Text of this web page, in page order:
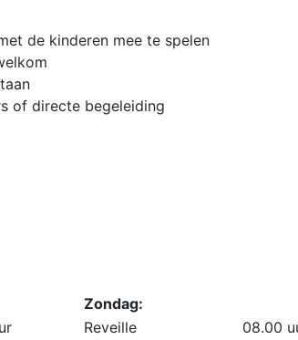
de kinderen mee te spelen
of directe begeleiding
Zondag:
Reveille
08.00